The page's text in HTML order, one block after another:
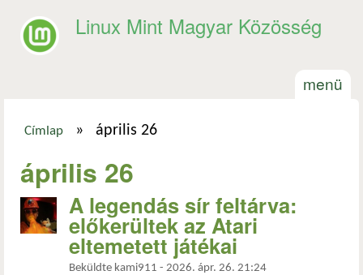
Linux Mint Magyar Közösség
menü
Címlap » április 26
április 26
A legendás sír feltárva:
előkerültek az Atari
eltemetett játékai
Beküldte kami911 - 2026. ápr. 26. 21:24